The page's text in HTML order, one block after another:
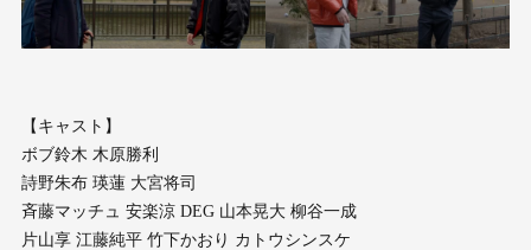
【キャスト】
ボブ鈴木 木原勝利
詩野朱布 瑛蓮 大宮将司
斉藤マッチュ 安楽涼 DEG 山本晃大 柳谷一成
片山享 江藤純平 竹下かおり カトウシンスケ